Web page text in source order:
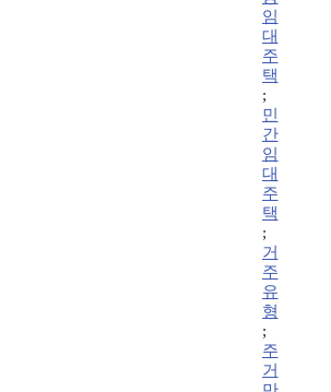
임
대
주
택
;
민
간
임
대
주
택
;
거
주
유
형
;
주
거